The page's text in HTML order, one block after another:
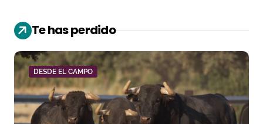
Te has perdido
DESDE EL CAMPO